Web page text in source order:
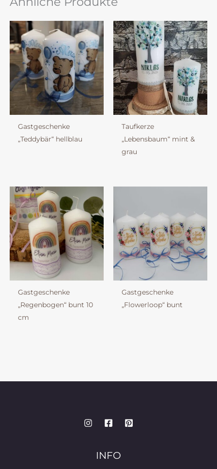
Gastgeschenke
„Teddybär“ hellblau
Taufkerze
„Lebensbaum“ mint &
grau
Gastgeschenke
„Regenbogen“ bunt 10
cm
Gastgeschenke
„Flowerloop“ bunt
INFO